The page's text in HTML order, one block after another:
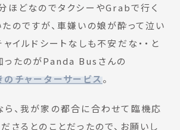
ほどなのでタクシーやGrabで行く
のですが、車嫌いの娘が酔って泣い
ャイルドシートなしも不安だな・・と
ったのがPanda Busさんの
のチャーターサービス。
ら、我が家の都合に合わせて臨機応
さるとのことだったので、お願いし